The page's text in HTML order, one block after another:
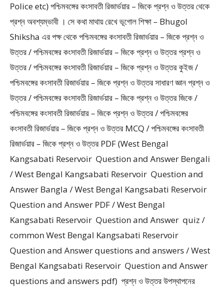
Police etc) পশ্চিমবঙ্গের কংসাবতী রিজার্ভয়ার – জিকে প্রশ্ন ও উত্তর থেকে
প্রশ্ন অবশ্যম্ভাবী । সে কথা মাথায় রেখে ভূগোল শিক্ষা – Bhugol
Shiksha এর পক্ষ থেকে পশ্চিমবঙ্গের কংসাবতী রিজার্ভয়ার – জিকে প্রশ্ন ও
উত্তর / পশ্চিমবঙ্গের কংসাবতী রিজার্ভয়ার – জিকে প্রশ্ন ও উত্তর প্রশ্ন ও
উত্তর / পশ্চিমবঙ্গের কংসাবতী রিজার্ভয়ার – জিকে প্রশ্ন ও উত্তর কুইজ /
পশ্চিমবঙ্গের কংসাবতী রিজার্ভয়ার – জিকে প্রশ্ন ও উত্তর সাধারণ জ্ঞান প্রশ্ন ও
উত্তর / পশ্চিমবঙ্গের কংসাবতী রিজার্ভয়ার – জিকে প্রশ্ন ও উত্তর জিকে /
পশ্চিমবঙ্গের কংসাবতী রিজার্ভয়ার – জিকে প্রশ্ন ও উত্তর / পশ্চিমবঙ্গের
কংসাবতী রিজার্ভয়ার – জিকে প্রশ্ন ও উত্তর MCQ / পশ্চিমবঙ্গের কংসাবতী
রিজার্ভয়ার – জিকে প্রশ্ন ও উত্তর PDF (West Bengal
Kangsabati Reservoir Question and Answer Bengali
/ West Bengal Kangsabati Reservoir Question and
Answer Bangla / West Bengal Kangsabati Reservoir
Question and Answer PDF / West Bengal
Kangsabati Reservoir Question and Answer quiz /
common West Bengal Kangsabati Reservoir
Question and Answer questions and answers / West
Bengal Kangsabati Reservoir Question and Answer
questions and answers pdf) প্রশ্ন ও উত্তর উপস্থাপনের